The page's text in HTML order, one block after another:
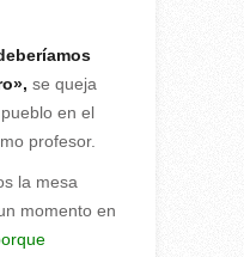
se queja
en el
profesor.
la mesa
momento en